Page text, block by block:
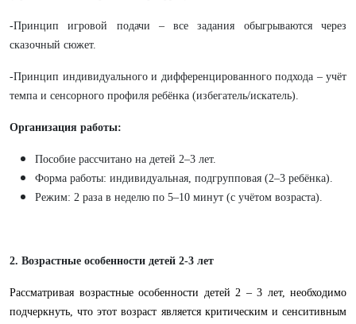
-Принцип игровой подачи – все задания обыгрываются через
сказочный сюжет.
-Принцип индивидуального и дифференцированного подхода – учёт
темпа и сенсорного профиля ребёнка (избегатель/искатель).
Организация работы:
Пособие рассчитано на детей 2–3 лет.
Форма работы: индивидуальная, подгрупповая (2–3 ребёнка).
Режим: 2 раза в неделю по 5–10 минут (с учётом возраста).
2. Возрастные особенности детей 2-3 лет
Рассматривая возрастные особенности детей 2 – 3 лет, необходимо
подчеркнуть, что этот возраст является критическим и сенситивным